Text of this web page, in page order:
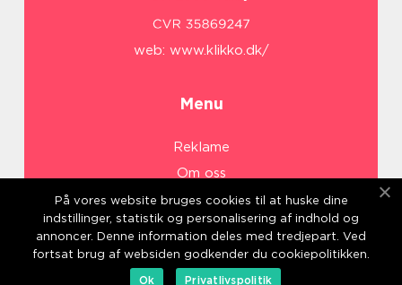
web: www.klikko.dk/
Menu
Reklame
Om oss
Cookies
Kontakt Oss
Sitemap
På vores website bruges cookies til at huske dine
indstillinger, statistik og personalisering af indhold og
annoncer. Denne information deles med tredjepart. Ved
fortsat brug af websiden godkender du cookiepolitikken.
Ok
Privatlivspolitik